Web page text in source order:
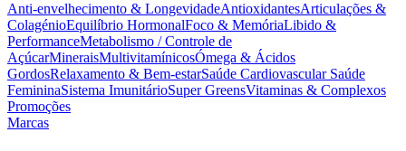
Anti-envelhecimento & LongevidadeAntioxidantesArticulações &
ColagénioEquilíbrio HormonalFoco & MemóriaLibido &
PerformanceMetabolismo / Controle de
AçúcarMineraisMultivitamínicosÓmega & Ácidos
GordosRelaxamento & Bem-estarSaúde Cardiovascular Saúde
FemininaSistema ImunitárioSuper GreensVitaminas & Complexos
Promoções
Marcas